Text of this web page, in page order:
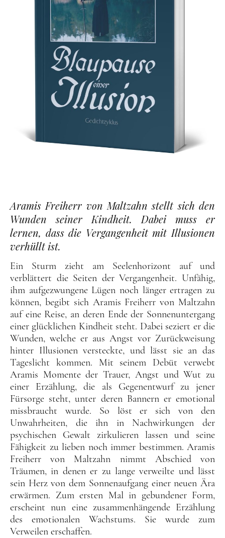
Aramis Freiherr von Maltzahn stellt sich den
Wunden seiner Kindheit. Dabei muss er
lernen, dass die Vergangenheit mit Illusionen
verhüllt ist.
Ein Sturm zieht am Seelenhorizont auf und
verblättert die Seiten der Vergangenheit. Unfähig,
ihm aufgezwungene Lügen noch länger ertragen zu
können, begibt sich Aramis Freiherr von Maltzahn
auf eine Reise, an deren Ende der Sonnenuntergang
einer glücklichen Kindheit steht. Dabei seziert er die
Wunden, welche er aus Angst vor Zurückweisung
hinter Illusionen versteckte, und lässt sie an das
Tageslicht kommen. Mit seinem Debüt verwebt
Aramis Momente der Trauer, Angst und Wut zu
einer Erzählung, die als Gegenentwurf zu jener
Fürsorge steht, unter deren Bannern er emotional
missbraucht wurde. So löst er sich von den
Unwahrheiten, die ihn in Nachwirkungen der
psychischen Gewalt zirkulieren lassen und seine
Fähigkeit zu lieben noch immer bestimmen. Aramis
Freiherr von Maltzahn nimmt Abschied von
Träumen, in denen er zu lange verweilte und lässt
sein Herz von dem Sonnenaufgang einer neuen Ära
erwärmen. Zum ersten Mal in gebundener Form,
erscheint nun eine zusammenhängende Erzählung
des emotionalen Wachstums. Sie wurde zum
Verweilen erschaffen.